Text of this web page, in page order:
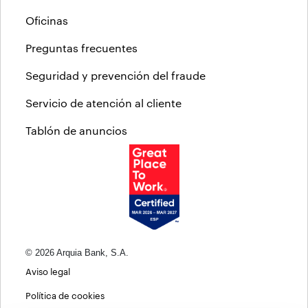
Oficinas
Preguntas frecuentes
Seguridad y prevención del fraude
Servicio de atención al cliente
Tablón de anuncios
© 2026 Arquia Bank, S.A.
Aviso legal
Política de cookies